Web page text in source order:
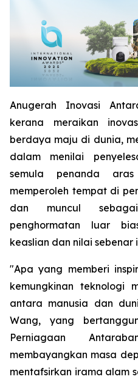
Anugerah Inovasi
kerana meraikan
berdaya maju di dunia,
dalam menilai
semula penanda
memperoleh tempat di
dan muncul
penghormatan luar
keaslian dan nilai sebenar
"Apa yang memberi
kemungkinan teknologi
antara manusia dan
Wang, yang
Perniagaan
membayangkan masa
mentafsirkan irama alam